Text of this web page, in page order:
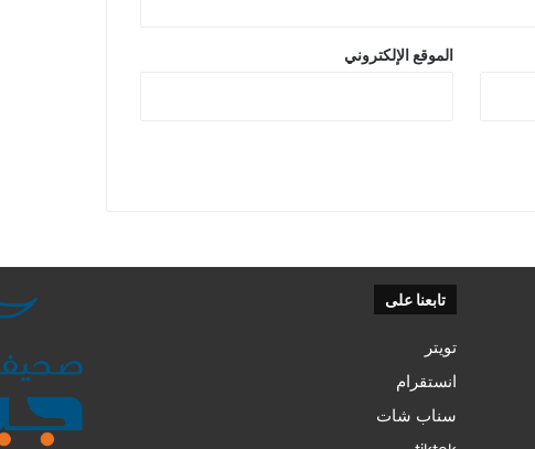
الموقع الإلكتروني
تابعنا على
تويتر
انستقرام
سناب شات